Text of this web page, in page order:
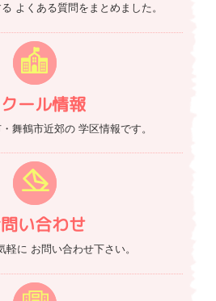
よくある質問をまとめました。
ール情報
舞鶴市近郊の学区情報です。
い合わせ
軽に お問い合わせ下さい。